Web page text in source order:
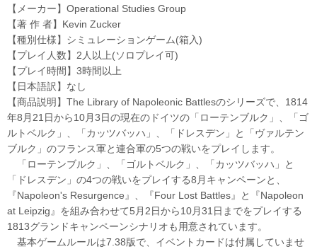
【メーカー】Operational Studies Group
【著 作 者】Kevin Zucker
【種別仕様】シミュレーションゲーム(箱入)
【プレイ人数】2人以上(ソロプレイ可)
【プレイ時間】3時間以上
【日本語訳】なし
【商品説明】The Library of Napoleonic Battlesのシリーズで、1814
年8月21日から10月3日の現在のドイツの「ローテンブルク」、「ゴ
ルトベルク」、「カッツバッハ」、「ドレスデン」と「ヴァルテン
ブルク」のフランス軍と連合軍の5つの戦いをプレイします。
「ローテンブルク」、「ゴルトベルク」、「カッツバッハ」と
「ドレスデン」の4つの戦いをプレイする8月キャンペーンと、
『Napoleon's Resurgence』、『Four Lost Battles』と『Napoleon
at Leipzig』を組み合わせて5月2日から10月31日までをプレイする
1813グランドキャンペーンシナリオも用意されています。
基本ゲームルールは7.38版で、イベントカードは付属していませ